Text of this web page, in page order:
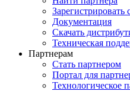
Документация
Скачать
Техническая
Партнерам
Стать партнером
Портал для
Технологическое